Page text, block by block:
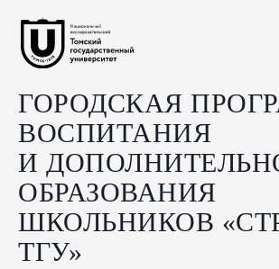
ГОРОДСКАЯ
ВОСПИТАНИЯ
И
ОБРАЗОВАНИЯ
ШКОЛЬНИКОВ
ТГУ»